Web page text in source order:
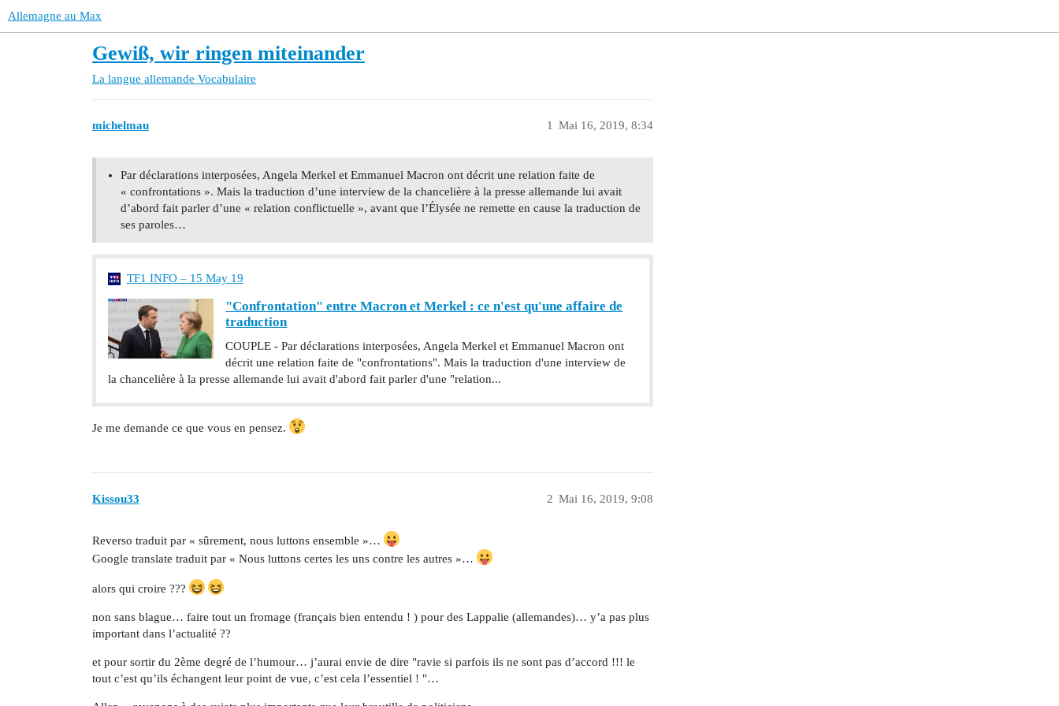
Allemagne au Max
Gewiß, wir ringen miteinander
La langue allemande Vocabulaire
michelmau Mai 16, 2019, 8:34
1
Par déclarations interposées, Angela Merkel et Emmanuel Macron ont décrit une relation faite de
« confrontations ». Mais la traduction d’une interview de la chancelière à la presse allemande lui avait
d’abord fait parler d’une « relation conflictuelle », avant que l’Élysée ne remette en cause la traduction de
ses paroles…
TF1 INFO – 15 May 19
"Confrontation" entre Macron et Merkel : ce n'est qu'une affaire de
traduction
COUPLE - Par déclarations interposées, Angela Merkel et Emmanuel Macron ont
décrit une relation faite de "confrontations". Mais la traduction d'une interview de
la chancelière à la presse allemande lui avait d'abord fait parler d'une "relation...
Je me demande ce que vous en pensez.
Kissou33 Mai 16, 2019, 9:08
2
Reverso traduit par « sûrement, nous luttons ensemble »…
Google translate traduit par « Nous luttons certes les uns contre les autres »…
alors qui croire ???
non sans blague… faire tout un fromage (français bien entendu ! ) pour des Lappalie (allemandes)… y’a pas plus
important dans l’actualité ??
et pour sortir du 2ème degré de l’humour… j’aurai envie de dire "ravie si parfois ils ne sont pas d’accord !!! le
tout c’est qu’ils échangent leur point de vue, c’est cela l’essentiel ! "…